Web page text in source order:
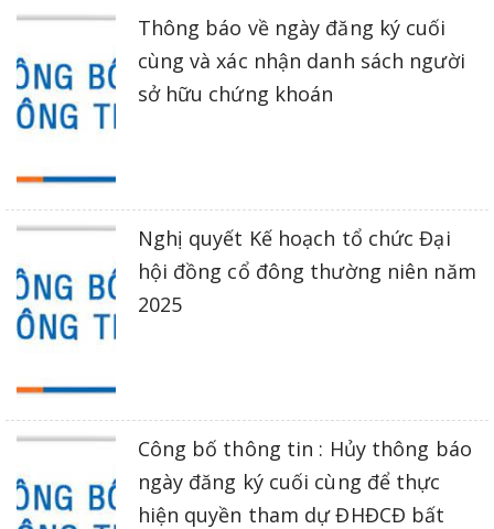
Thông báo về ngày đăng ký cuối
cùng và xác nhận danh sách người
sở hữu chứng khoán
Nghị quyết Kế hoạch tổ chức Đại
hội đồng cổ đông thường niên năm
2025
Công bố thông tin : Hủy thông báo
ngày đăng ký cuối cùng để thực
hiện quyền tham dự ĐHĐCĐ bất